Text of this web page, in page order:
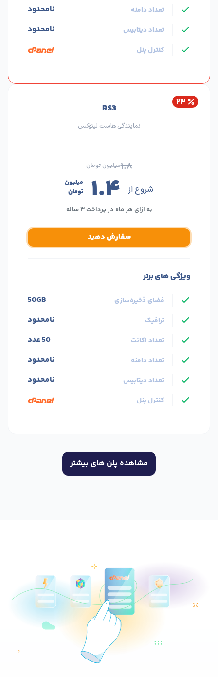
تعداد دامنه نامحدود
تعداد دیتابیس نامحدود
کنترل پنل
۲۳ RS3
نمایندگی هاست لینوکس
۱.۸میلیون تومان
شروع از ۱.۴
میلیون
تومان
به ازای هر ماه در پرداخت ۳ ساله
سفارش دهید
ویژگی های برتر
فضای ذخیره‌سازی 50GB
ترافیک نامحدود
تعداد اکانت 50 عدد
تعداد دامنه نامحدود
تعداد دیتابیس نامحدود
کنترل پنل
مشاهده پلن های بیشتر